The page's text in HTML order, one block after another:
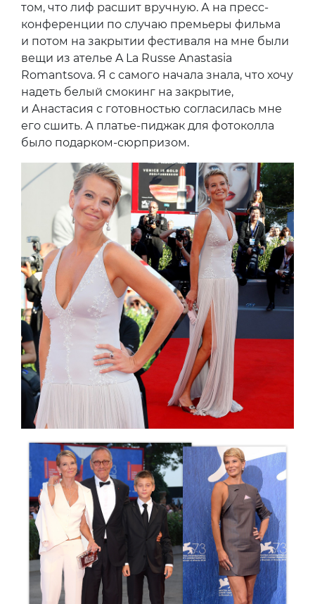
том, что лиф расшит вручную. А на пресс-
конференции по случаю премьеры фильма
и потом на закрытии фестиваля на мне были
вещи из ателье A La Russe Anastasia
Romantsova. Я с самого начала знала, что хочу
надеть белый смокинг на закрытие,
и Анастасия с готовностью согласилась мне
его сшить. А платье-пиджак для фотоколла
было подарком-сюрпризом.